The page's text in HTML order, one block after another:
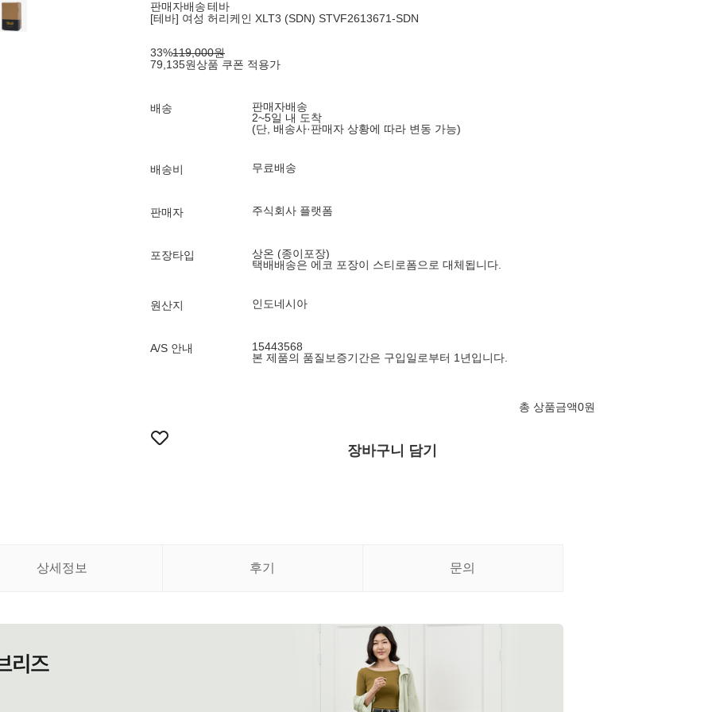
판매자배송테바
[테바] 여성 허리케인 XLT3 (SDN) STVF2613671-SDN
33%119,000원
79,135원상품 쿠폰 적용가
배송
판매자배송
2~5일 내 도착
(단, 배송사·판매자 상황에 따라 변동 가능)
배송비 무료배송
판매자 주식회사 플랫폼
포장타입
상온 (종이포장)
택배배송은 에코 포장이 스티로폼으로 대체됩니다.
원산지 인도네시아
A/S 안내
15443568
본 제품의 품질보증기간은 구입일로부터 1년입니다.
총 상품금액0원
장바구니 담기
상세정보 후기 문의